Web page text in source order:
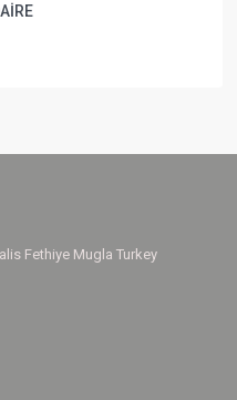
Fethiye Mugla Turkey